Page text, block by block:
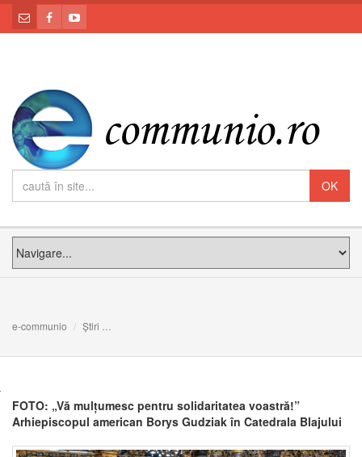
e-communio Știri
FOTO: „Vă mulțumesc pentru solidaritatea voastră!”
Arhiepiscopul american Borys Gudziak în Catedrala Blajului